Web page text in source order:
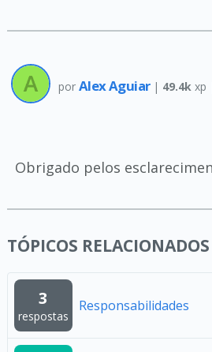
por Alex Aguiar | 49.4k xp
Obrigado pelos
TÓPICOS RELACIONADOS
3
respostas
Responsabilidades